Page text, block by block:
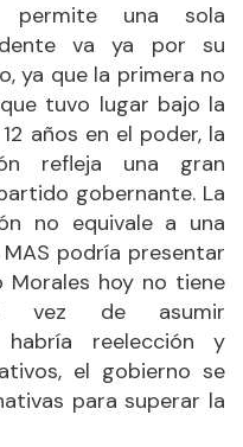
permite una sola
va ya por su
ya que la primera no
tuvo lugar bajo la
años en el poder, la
refleja una gran
gobernante. La
no equivale a una
podría presentar
Morales hoy no tiene
vez de asumir
reelección y
el gobierno se
para superar la